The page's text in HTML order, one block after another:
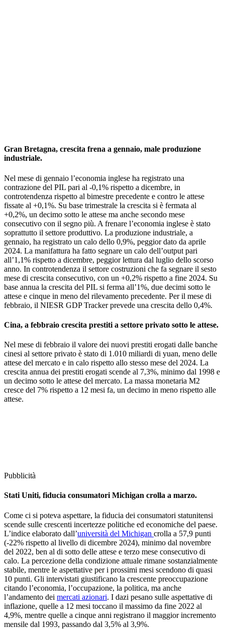
Gran Bretagna, crescita frena a gennaio, male produzione
industriale.
Nel mese di gennaio l’economia inglese ha registrato una
contrazione del PIL pari al -0,1% rispetto a dicembre, in
controtendenza rispetto al bimestre precedente e contro le attese
fissate al +0,1%. Su base trimestrale la crescita si è fermata al
+0,2%, un decimo sotto le attese ma anche secondo mese
consecutivo con il segno più. A frenare l’economia inglese è stato
soprattutto il settore produttivo. La produzione industriale, a
gennaio, ha registrato un calo dello 0,9%, peggior dato da aprile
2024. La manifattura ha fatto segnare un calo dell’output pari
all’1,1% rispetto a dicembre, peggior lettura dal luglio dello scorso
anno. In controtendenza il settore costruzioni che fa segnare il sesto
mese di crescita consecutivo, con un +0,2% rispetto a fine 2024. Su
base annua la crescita del PIL si ferma all’1%, due decimi sotto le
attese e cinque in meno del rilevamento precedente. Per il mese di
febbraio, il NIESR GDP Tracker prevede una crescita dello 0,4%.
Cina, a febbraio crescita prestiti a settore privato sotto le attese.
Nel mese di febbraio il valore dei nuovi prestiti erogati dalle banche
cinesi al settore privato è stato di 1.010 miliardi di yuan, meno delle
attese del mercato e in calo rispetto allo stesso mese del 2024. La
crescita annua dei prestiti erogati scende al 7,3%, minimo dal 1998 e
un decimo sotto le attese del mercato. La massa monetaria M2
cresce del 7% rispetto a 12 mesi fa, un decimo in meno rispetto alle
attese.
Pubblicità
Stati Uniti, fiducia consumatori Michigan crolla a marzo.
Come ci si poteva aspettare, la fiducia dei consumatori statunitensi
scende sulle crescenti incertezze politiche ed economiche del paese.
L’indice elaborato dall’università del Michigan crolla a 57,9 punti
(-22% rispetto al livello di dicembre 2024), minimo dal novembre
del 2022, ben al di sotto delle attese e terzo mese consecutivo di
calo. La percezione della condizione attuale rimane sostanzialmente
stabile, mentre le aspettative per i prossimi mesi scendono di quasi
10 punti. Gli intervistati giustificano la crescente preoccupazione
citando l’economia, l’occupazione, la politica, ma anche
l’andamento dei mercati azionari. I dazi pesano sulle aspettative di
inflazione, quelle a 12 mesi toccano il massimo da fine 2022 al
4,9%, mentre quelle a cinque anni registrano il maggior incremento
mensile dal 1993, passando dal 3,5% al 3,9%.